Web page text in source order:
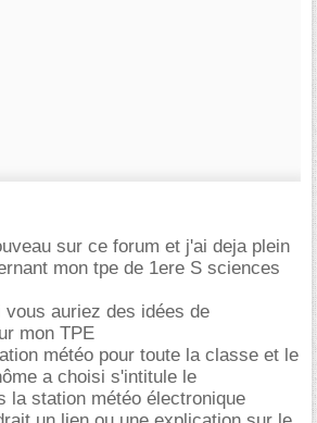
sur ce forum et j'ai deja plein
mon tpe de 1ere S sciences
auriez des idées de
mon TPE
météo pour toute la classe et le
a choisi s'intitule le
la station météo électronique